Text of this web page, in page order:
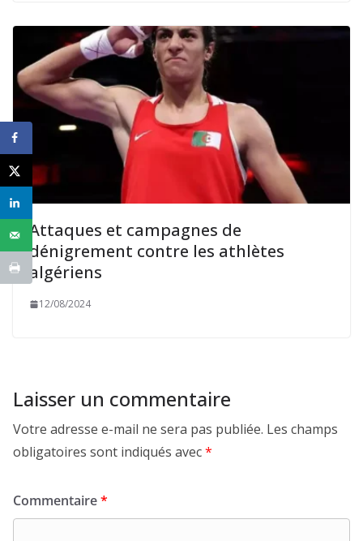
Attaques et campagnes de
dénigrement contre les athlètes
algériens
12/08/2024
Laisser un commentaire
Votre adresse e-mail ne sera pas publiée. Les champs
obligatoires sont indiqués avec*
Commentaire*